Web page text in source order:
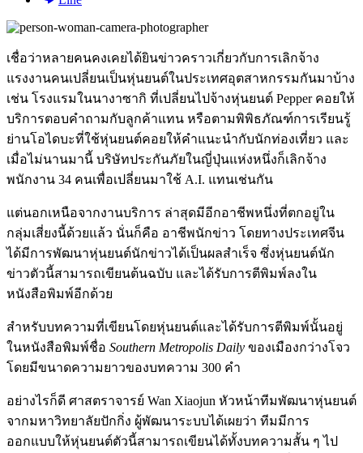
เชื่อว่าหลายคนคงเคยได้ยินข่าวคราวเกี่ยวกับการเลิกจ้าง
แรงงานคนเปลี่ยนเป็นหุ่นยนต์ในประเทศอุตสาหกรรมกันมาบ้าง
เช่น โรงแรมในนางาซากิ ที่เปลี่ยนไปจ้างหุ่นยนต์ Pepper คอยให้
บริการตอบคำถามกับลูกค้าแทน หรือตามพิพิธภัณฑ์การเรียนรู้
ย่านโอไดบะที่ใช้หุ่นยนต์คอยให้คำแนะนำกับนักท่องเที่ยว และ
เมื่อไม่นานมานี้ บริษัทประกันภัยในญี่ปุ่นแห่งหนึ่งก็เลิกจ้าง
พนักงาน 34 คนเพื่อเปลี่ยนมาใช้ A.I. แทนเช่นกัน
แต่นอกเหนือจากงานบริการ ล่าสุดมีอีกอาชีพหนึ่งที่ตกอยู่ใน
กลุ่มเสี่ยงนี้ด้วยแล้ว นั่นก็คือ อาชีพนักข่าว โดยทางประเทศจีน
ได้มีการพัฒนาหุ่นยนต์นักข่าวได้เป็นผลสำเร็จ ซึ่งหุ่นยนต์นัก
ข่าวตัวนี้สามารถเขียนต้นฉบับ และได้รับการตีพิมพ์ลงใน
หนังสือพิมพ์อีกด้วย
สำหรับบทความที่เขียนโดยหุ่นยนต์และได้รับการตีพิมพ์นั้นอยู่
ในหนังสือพิมพ์ชื่อ Southern Metropolis Daily ของเมืองกว่างโจว
โดยมีขนาดความยาวของบทความ 300 คำ
อย่างไรก็ดี ศาสตราจารย์ Wan Xiaojun หัวหน้าทีมพัฒนาหุ่นยนต์
จากมหาวิทยาลัยปักกิ่ง ผู้พัฒนาระบบได้เผยว่า ทีมมีการ
ออกแบบให้หุ่นยนต์ตัวนี้สามารถเขียนได้ทั้งบทความสั้น ๆ ไป